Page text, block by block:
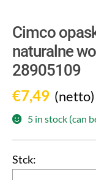
Cimco
naturalne
28905109
€7,49 (netto)
5 in stock (can